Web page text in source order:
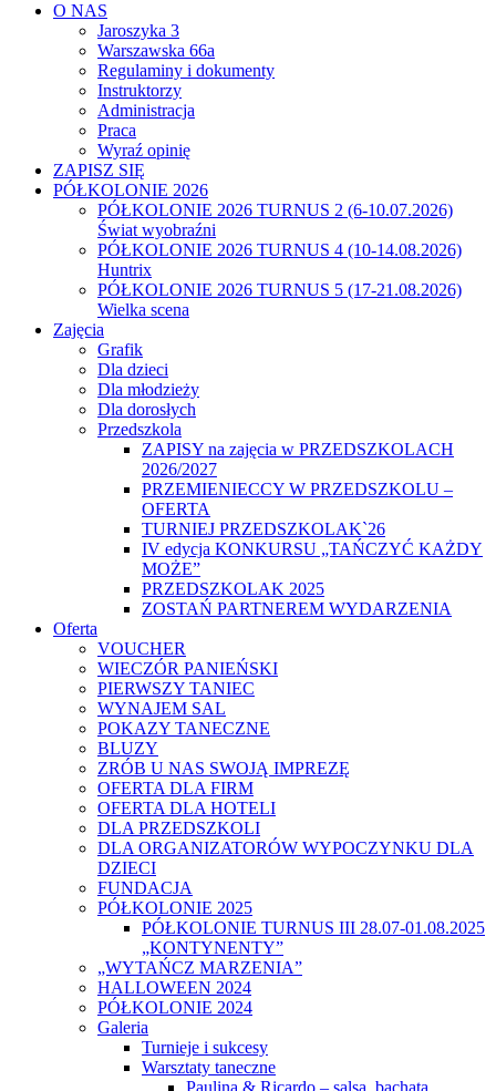
O NAS
Jaroszyka 3
Warszawska 66a
Regulaminy i dokumenty
Instruktorzy
Administracja
Praca
Wyraź opinię
ZAPISZ SIĘ
PÓŁKOLONIE 2026
PÓŁKOLONIE 2026 TURNUS 2 (6-10.07.2026)
Świat wyobraźni
PÓŁKOLONIE 2026 TURNUS 4 (10-14.08.2026)
Huntrix
PÓŁKOLONIE 2026 TURNUS 5 (17-21.08.2026)
Wielka scena
Zajęcia
Grafik
Dla dzieci
Dla młodzieży
Dla dorosłych
Przedszkola
ZAPISY na zajęcia w PRZEDSZKOLACH
2026/2027
PRZEMIENIECCY W PRZEDSZKOLU –
OFERTA
TURNIEJ PRZEDSZKOLAK`26
IV edycja KONKURSU „TAŃCZYĆ KAŻDY
MOŻE”
PRZEDSZKOLAK 2025
ZOSTAŃ PARTNEREM WYDARZENIA
Oferta
VOUCHER
WIECZÓR PANIEŃSKI
PIERWSZY TANIEC
WYNAJEM SAL
POKAZY TANECZNE
BLUZY
ZRÓB U NAS SWOJĄ IMPREZĘ
OFERTA DLA FIRM
OFERTA DLA HOTELI
DLA PRZEDSZKOLI
DLA ORGANIZATORÓW WYPOCZYNKU DLA
DZIECI
FUNDACJA
PÓŁKOLONIE 2025
PÓŁKOLONIE TURNUS III 28.07-01.08.2025
„KONTYNENTY”
„WYTAŃCZ MARZENIA”
HALLOWEEN 2024
PÓŁKOLONIE 2024
Galeria
Turnieje i sukcesy
Warsztaty taneczne